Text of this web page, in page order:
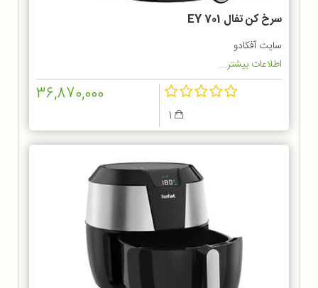
سرخ كن تفال EY 701
سایت آفکادو
اطلاعات بیشتر...
36,870,000